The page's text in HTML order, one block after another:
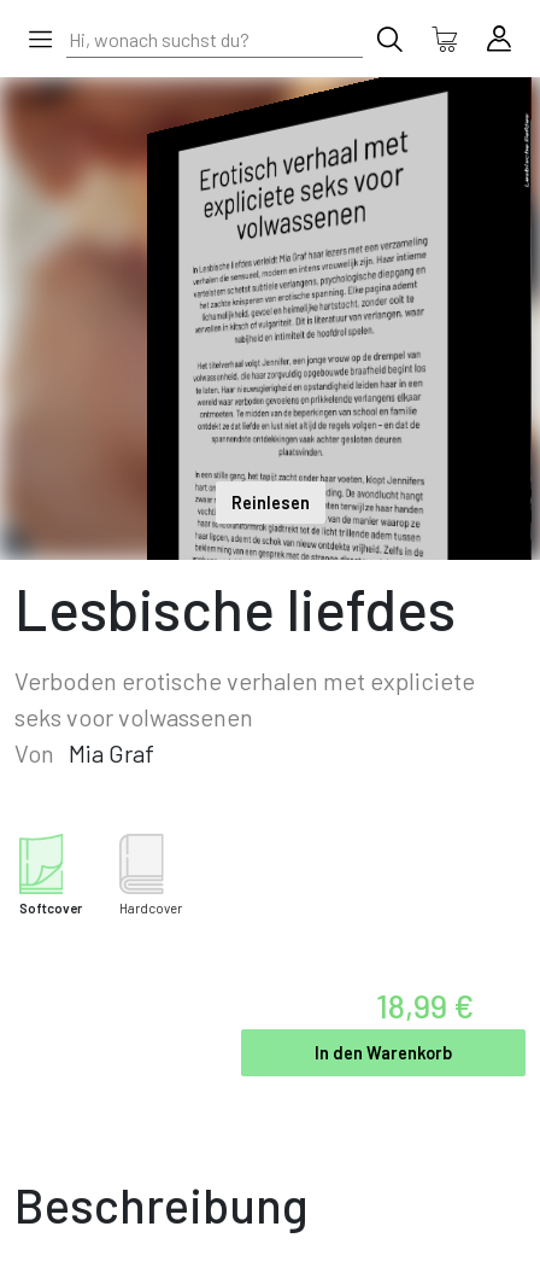
Reinlesen
Lesbische liefdes
Verboden erotische verhalen met expliciete
seks voor volwassenen
Von
Mia Graf
Softcover Hardcover
18,99 €
In den Warenkorb
Beschreibung